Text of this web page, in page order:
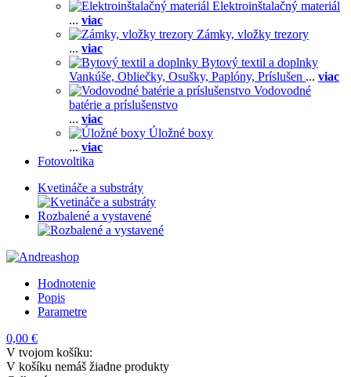
Elektroinštalačný materiál
... viac
Zámky, vložky trezory
... viac
Bytový textil a doplnky
Vankúše, Obliečky, Osušky, Paplóny, Príslušen ... viac
Vodovodné
batérie a príslušenstvo
... viac
Úložné boxy
... viac
Fotovoltika
Kvetináče a substráty
Rozbalené a vystavené
Hodnotenie
Popis
Parametre
0,00 €
V tvojom košíku:
V košíku nemáš žiadne produkty